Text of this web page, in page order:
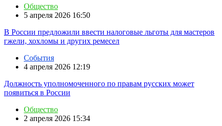
Общество
5 апреля 2026 16:50
В России предложили ввести налоговые льготы для мастеров
гжели, хохломы и других ремесел
События
4 апреля 2026 12:19
Должность уполномоченного по правам русских может
появиться в России
Общество
2 апреля 2026 15:34